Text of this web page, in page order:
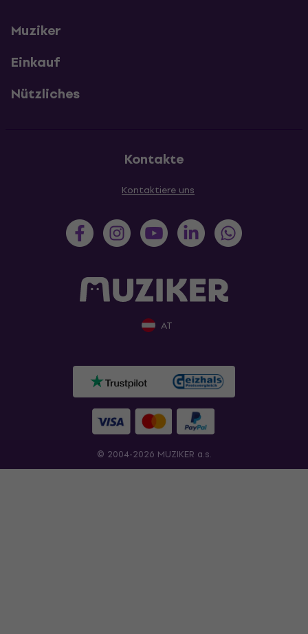
Muziker
Einkauf
Nützliches
Kontakte
Kontaktiere uns
AT
© 2004-2026 MUZIKER a.s.